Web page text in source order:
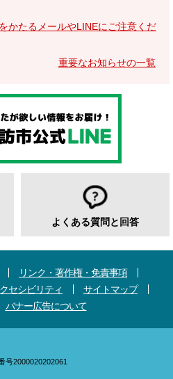
かたるメールやLINEにご注意くだ
重要なお知らせの一覧
よくある質問と回答
リンク・著作権・免責事項
セシビリティ
サイトマップ
バナー広告について
号2000020202061